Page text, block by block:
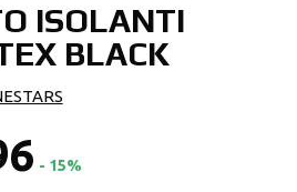
Lombari
Aggiuntive
ISOLANTI
BLACK
- 15%